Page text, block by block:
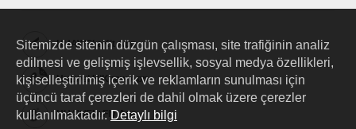
HUAWEI eKit App
Huawei HiKnow App
HUAWEI eFly App
Sitemizde sitenin düzgün çalışması, site trafiğinin analiz
edilmesi ve gelişmiş işlevsellik, sosyal medya özellikleri,
kişiselleştirilmiş içerik ve reklamların sunulması için
üçüncü taraf çerezleri de dahil olmak üzere çerezler
kullanılmaktadır. Detaylı bilgi